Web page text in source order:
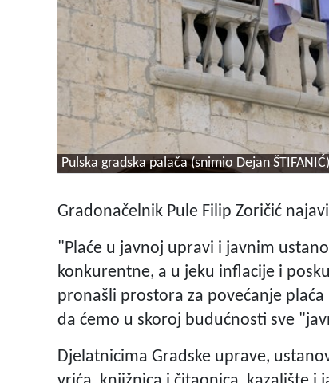
Pulska gradska palača (snimio Dejan ŠTIFANIĆ)
Gradonačelnik Pule Filip Zoričić
"Plaće u javnoj upravi i javnim
konkurentne, a u jeku inflacije i
pronašli prostora za povećanje
da ćemo u skoroj budućnosti sve
Djelatnicima Gradske uprave,